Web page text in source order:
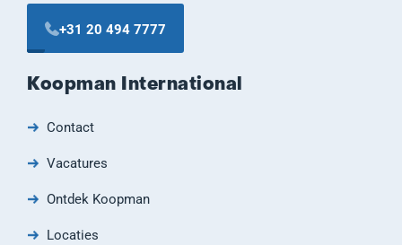
+31 20 494 7777
Koopman International
Contact
Vacatures
Ontdek Koopman
Locaties